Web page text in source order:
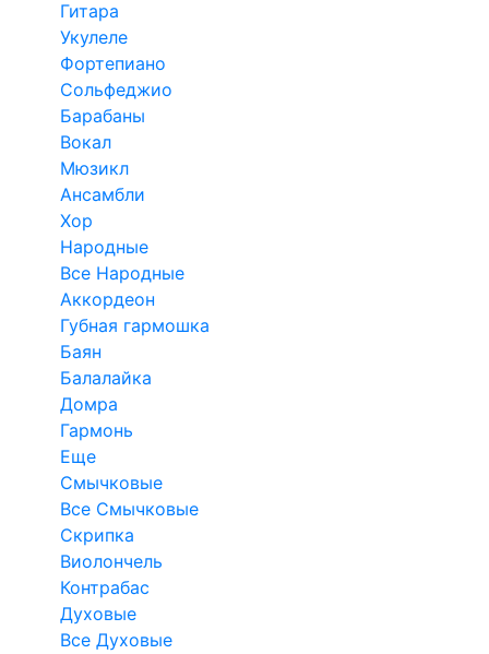
Гитара
Укулеле
Фортепиано
Сольфеджио
Барабаны
Вокал
Мюзикл
Ансамбли
Хор
Народные
Все Народные
Аккордеон
Губная гармошка
Баян
Балалайка
Домра
Гармонь
Еще
Смычковые
Все Смычковые
Скрипка
Виолончель
Контрабас
Духовые
Все Духовые